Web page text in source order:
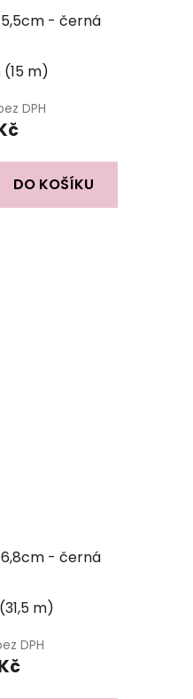
- černá
(15 m)
DPH
DO KOŠÍKU
- černá
(31,5 m)
DPH